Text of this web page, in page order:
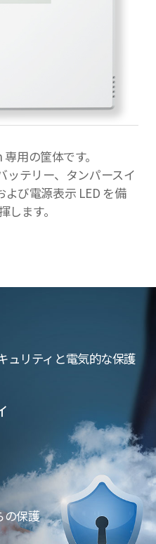
用の筐体です。
ッテリー、タンパースイ
よび電源表示 LED を備
ます。
ュリティと電気的な保護
の保護